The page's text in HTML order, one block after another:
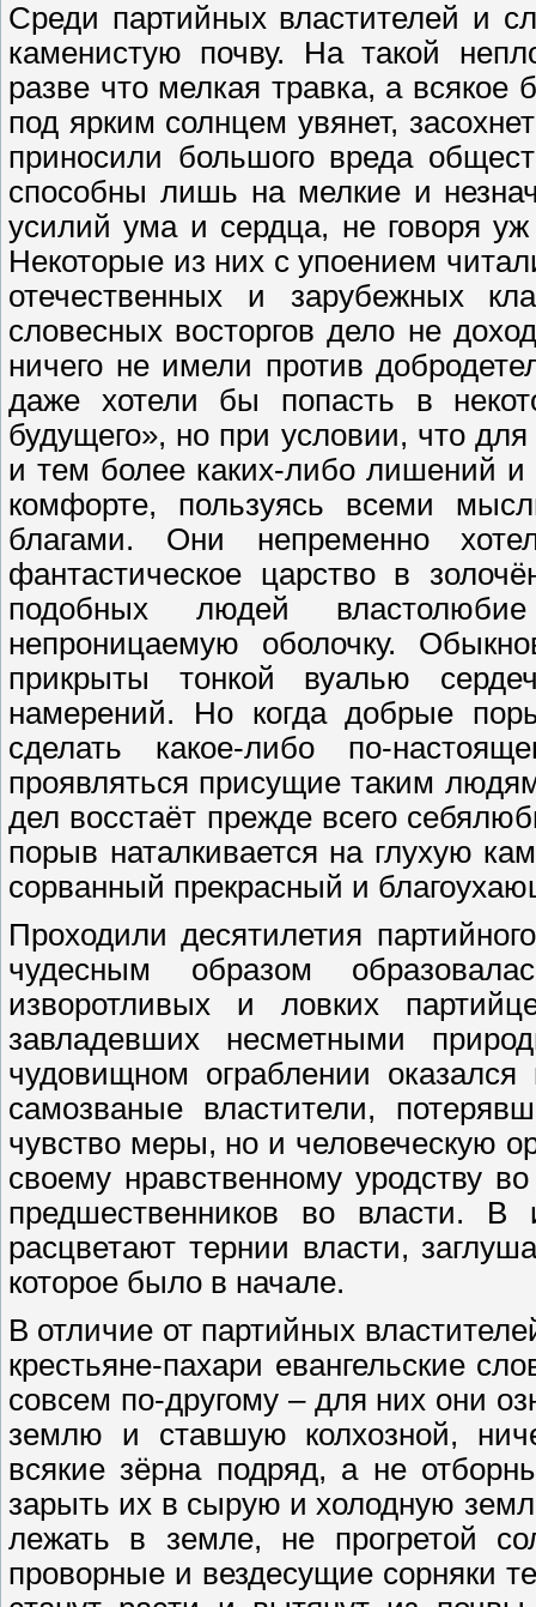
Среди партийных властителей и
каменистую почву. На такой
разве что мелкая травка, а всякое
под ярким солнцем увянет,
приносили большого вреда
способны лишь на мелкие и
усилий ума и сердца, не говоря
Некоторые из них с упоением
отечественных и зарубежных
словесных восторгов дело не
ничего не имели против
даже хотели бы попасть в
будущего», но при условии, что
и тем более каких-либо лишений
комфорте, пользуясь всеми
благами. Они непременно
фантастическое царство в
подобных людей
непроницаемую оболочку.
прикрыты тонкой вуалью
намерений. Но когда добрые
сделать какое-либо по-
проявляться присущие таким
дел восстаёт прежде всего
порыв наталкивается на глухую
сорванный прекрасный и
Проходили десятилетия
чудесным образом
изворотливых и ловких
завладевших несметными
чудовищном ограблении
самозваные властители,
чувство меры, но и человеческую
своему нравственному уродству
предшественников во власти.
расцветают тернии власти,
которое было в начале.
В отличие от партийных
крестьяне-пахари евангельские
совсем по-другому – для них они
землю и ставшую колхозной,
всякие зёрна подряд, а не
зарыть их в сырую и холодную
лежать в земле, не прогретой
проворные и вездесущие сорняки